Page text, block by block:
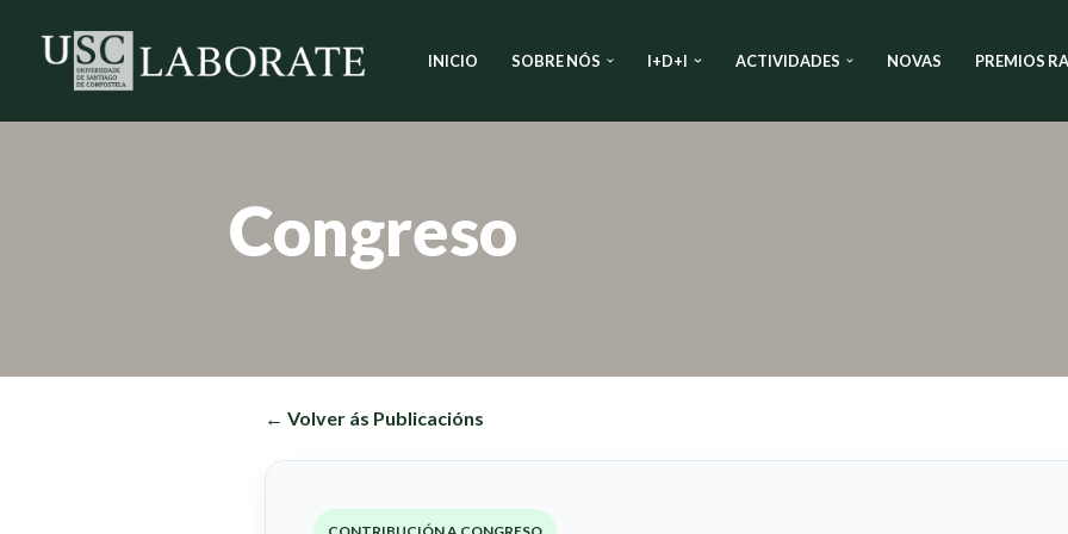
Saltar
INICIO SOBRE NÓS I+D+I ACTIVIDADES NOVAS PREMIOS
Congreso
← Volver ás Publicacións